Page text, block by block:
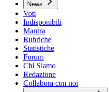
News
Voti
Indisponibili
Mantra
Rubriche
Statistiche
Forum
Chi Siamo
Redazione
Collabora con noi